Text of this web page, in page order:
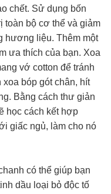
chết. Sử dụng bốn
toàn bộ cơ thể và giảm
hương liệu. Thêm một
ưa thích của bạn. Xoa
vớ cotton để tránh
xoa bóp gót chân, hít
Bằng cách thư giản
học cách kết hợp
giấc ngủ, làm cho nó
có thể giúp bạn
dầu loại bỏ độc tố